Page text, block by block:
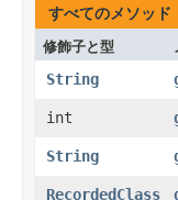
すべてのメソッド
修飾子と型
String
int
String
RecordedClass